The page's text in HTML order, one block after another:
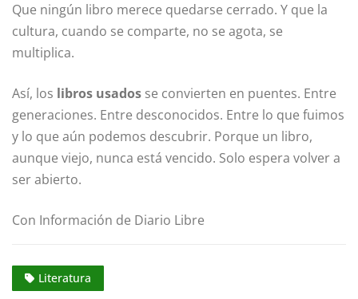
Que ningún libro merece quedarse cerrado. Y que la
cultura, cuando se comparte, no se agota, se
multiplica.
Así, los libros usados se convierten en puentes. Entre
generaciones. Entre desconocidos. Entre lo que fuimos
y lo que aún podemos descubrir. Porque un libro,
aunque viejo, nunca está vencido. Solo espera volver a
ser abierto.
Con Información de Diario Libre
Literatura